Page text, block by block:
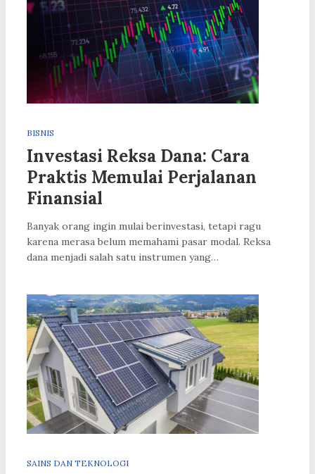
BISNIS
Investasi Reksa Dana: Cara
Praktis Memulai Perjalanan
Finansial
Banyak orang ingin mulai berinvestasi, tetapi ragu
karena merasa belum memahami pasar modal. Reksa
dana menjadi salah satu instrumen yang…
SAINS DAN TEKNOLOGI